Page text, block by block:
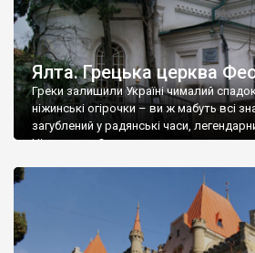
Ялта. Грецька церква
Греки залишили Україні чималий
ніжинські огірочки – ви ж мабуть всі
загублений у радянські часи,
Ніжин греки?